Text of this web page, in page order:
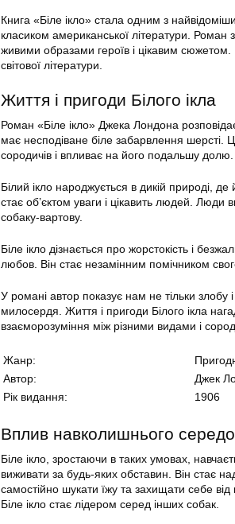
Книга «Біле ікло» стала одним з
класиком американської літератури.
живими образами героїв і цікавим сюжетом.
світової літератури.
Життя і пригоди Білого ікла
Роман «Біле ікло» Джека Лондона
має несподіване біле забарвлення шерсті.
сородичів і впливає на його подальшу долю.
Білий ікло народжується в дикій природі,
стає об’єктом уваги і цікавить людей. Люди
собаку-вартову.
Біле ікло дізнається про жорстокість і
любов. Він стає незамінним помічником
У романі автор показує нам не тільки злобу
милосердя. Життя і пригоди Білого ікла
взаєморозуміння між різними видами і
Жанр:
Автор:
Джек
Рік видання:
1906
Вплив навколишнього
Біле ікло, зростаючи в таких умовах,
виживати за будь-яких обставин. Він стає
самостійно шукати їжу та захищати себе
Біле ікло стає лідером серед інших собак.